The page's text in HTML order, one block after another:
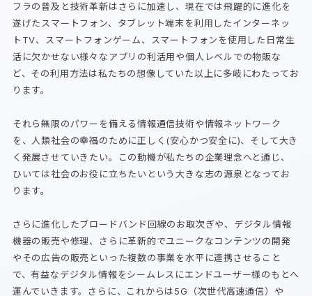
フラの普及と技術革新はさらに加速し、現在では飛躍的に進化を
遂げたスマートフォン、タブレット端末を利用したインターネッ
トTV、スマートフォンゲーム、スマートフォンを使用した日常生
活に欠かせない様々なアプリの利活用や個人レベルでの物販な
ど、その利用方法は私たちの想像していた以上に多岐にわたってお
ります。
それら無限のパワーを備える情報通信技術や情報ネットワーク
を、人類社会の幸福のために正しく(安心かつ安全に)、そして大き
く発展させていきたい。この動機が私たちの企業理念へと通じ、
ひいては社会のお役に立ちたいという大きな志の源泉となってお
ります。
さらに進化したブロードバンド回線のお取次ぎや、デジタル情報
機器の販売や修理、さらに革新的でユニークなコンテンツの開発
やその広告の販売といった複数の事業を水平に連携させること
で、有益なデジタル情報をシームレスにエンドユーザー様のもとへ
運んでいきます。さらに、これからは5G（次世代高速通信）や